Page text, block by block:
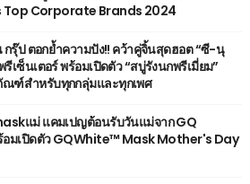
Top Corporate Brands 2024
กรุ๊ป ตอกย้ำความปัง!! คว้าคู่จิ้นสุดฮอต “ซี-นุ
เซ็นเตอร์ พร้อมเปิดตัว “สบู่รังนกพรีเมี่ยม”
ณฑ์สำหรับทุกกลุ่มและทุกเพศ
แม่ แคมเปญต้อนรับวันแม่จาก GQ
มเปิดตัว GQWhite™ Mask Mother's Day